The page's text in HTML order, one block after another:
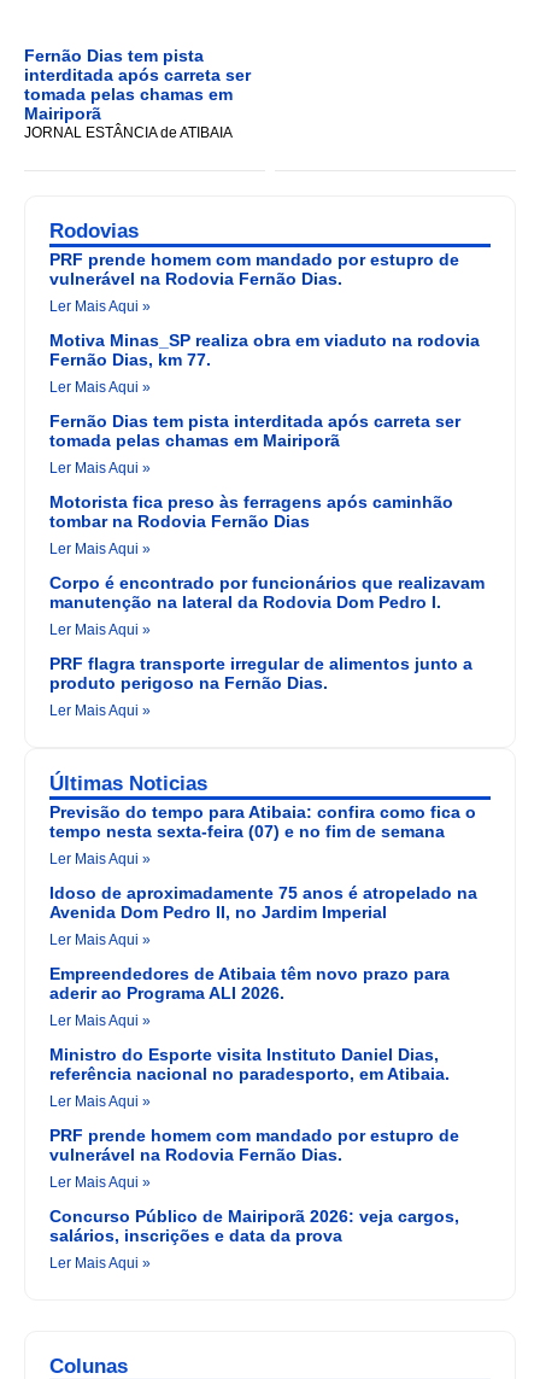
Fernão Dias tem pista
interditada após carreta ser
tomada pelas chamas em
Mairiporã
JORNAL ESTÂNCIA de ATIBAIA
Rodovias
PRF prende homem com mandado por estupro de
vulnerável na Rodovia Fernão Dias.
Ler Mais Aqui »
Motiva Minas_SP realiza obra em viaduto na rodovia
Fernão Dias, km 77.
Ler Mais Aqui »
Fernão Dias tem pista interditada após carreta ser
tomada pelas chamas em Mairiporã
Ler Mais Aqui »
Motorista fica preso às ferragens após caminhão
tombar na Rodovia Fernão Dias
Ler Mais Aqui »
Corpo é encontrado por funcionários que realizavam
manutenção na lateral da Rodovia Dom Pedro I.
Ler Mais Aqui »
PRF flagra transporte irregular de alimentos junto a
produto perigoso na Fernão Dias.
Ler Mais Aqui »
Últimas Noticias
Previsão do tempo para Atibaia: confira como fica o
tempo nesta sexta-feira (07) e no fim de semana
Ler Mais Aqui »
Idoso de aproximadamente 75 anos é atropelado na
Avenida Dom Pedro II, no Jardim Imperial
Ler Mais Aqui »
Empreendedores de Atibaia têm novo prazo para
aderir ao Programa ALI 2026.
Ler Mais Aqui »
Ministro do Esporte visita Instituto Daniel Dias,
referência nacional no paradesporto, em Atibaia.
Ler Mais Aqui »
PRF prende homem com mandado por estupro de
vulnerável na Rodovia Fernão Dias.
Ler Mais Aqui »
Concurso Público de Mairiporã 2026: veja cargos,
salários, inscrições e data da prova
Ler Mais Aqui »
Colunas